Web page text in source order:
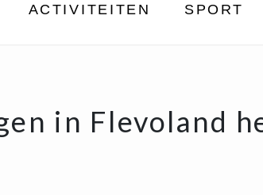
ACTIVITEITEN SPORT
in Flevoland